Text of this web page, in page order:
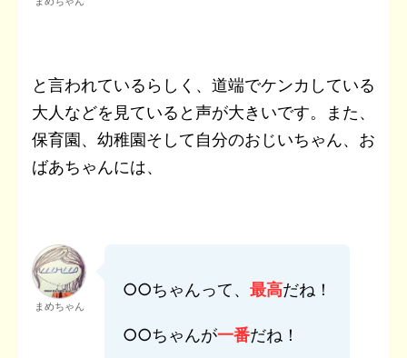
と言われているらしく、道端でケンカしている
大人などを見ていると声が大きいです。また、
保育園、幼稚園そして自分のおじいちゃん、お
ばあちゃんには、
まめちゃん
○○ちゃんって、 最高だね！
○○ちゃんが一番だね！